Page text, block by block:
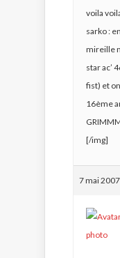
voila
sarko :
mireille
star ac’
fist) et
16ème
[/img]
7 mai